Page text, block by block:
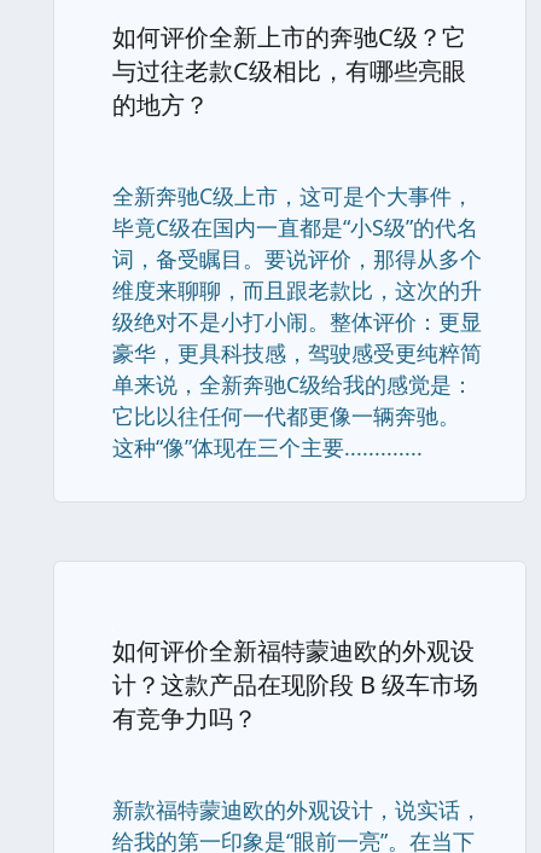
如何评价全新上市的奔驰C级？它
与过往老款C级相比，有哪些亮眼
的地方？
全新奔驰C级上市，这可是个大事件，
毕竟C级在国内一直都是“小S级”的代名
词，备受瞩目。要说评价，那得从多个
维度来聊聊，而且跟老款比，这次的升
级绝对不是小打小闹。整体评价：更显
豪华，更具科技感，驾驶感受更纯粹简
单来说，全新奔驰C级给我的感觉是：
它比以往任何一代都更像一辆奔驰。
这种“像”体现在三个主要.............
如何评价全新福特蒙迪欧的外观设
计？这款产品在现阶段 B 级车市场
有竞争力吗？
新款福特蒙迪欧的外观设计，说实话，
给我的第一印象是“眼前一亮”。在当下